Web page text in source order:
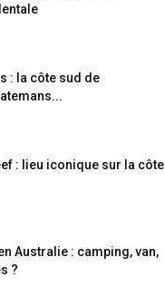
: la côte sud de
: lieu iconique sur la côte
Australie : camping, van,
?